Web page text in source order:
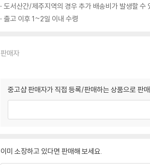
도서산간/제주지역의 경우 추가 배송비가 발생할 수
출고 이후 1~2일 이내 수령
판매자
중고샵 판매자가 직접 등록/판매하는 상품으로 판
이미 소장하고 있다면 판매해 보세요.